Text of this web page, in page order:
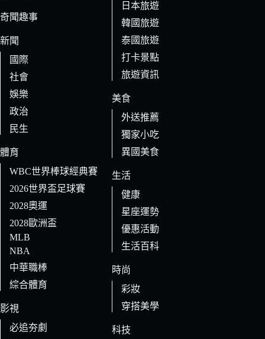
果
奇聞趣事
新聞
國際
社會
娛樂
政治
民生
體育
WBC世界棒球經典賽
2026世界盃足球賽
2028奧運
2028歐洲盃
MLB
NBA
中華職棒
綜合體育
影視
必追夯劇
日本旅遊
韓國旅遊
泰國旅遊
打卡景點
旅遊資訊
美食
外送推薦
獨家小吃
異國美食
生活
健康
星座運勢
優惠活動
生活百科
時尚
彩妝
穿搭美學
科技